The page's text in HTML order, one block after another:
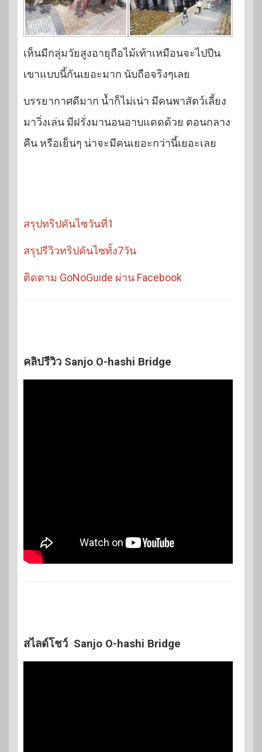
เห็นมีกลุ่มวัยสูงอายุถือไม้เท้าเหมือนจะไปปีน
เขาแบบนี้กันเยอะมาก นับถือจริงๆเลย
บรรยากาศดีมาก น้ำก็ไม่เน่า มีคนพาสัตว์เลี้ยง
มาวิ่งเล่น มีฝรั่งมานอนอาบแดดด้วย ตอนกลาง
คืน หรือเย็นๆ น่าจะมีคนเยอะกว่านี้เยอะเลย
สรุปทริปคันไซวันที่1
สรุปรีวิวทริปคันไซทั้ง7วัน
ติดตาม GoNoGuide ผ่าน Facebook
คลิปรีวิว Sanjo O-hashi Bridge
สไลด์โชว์ Sanjo O-hashi Bridge